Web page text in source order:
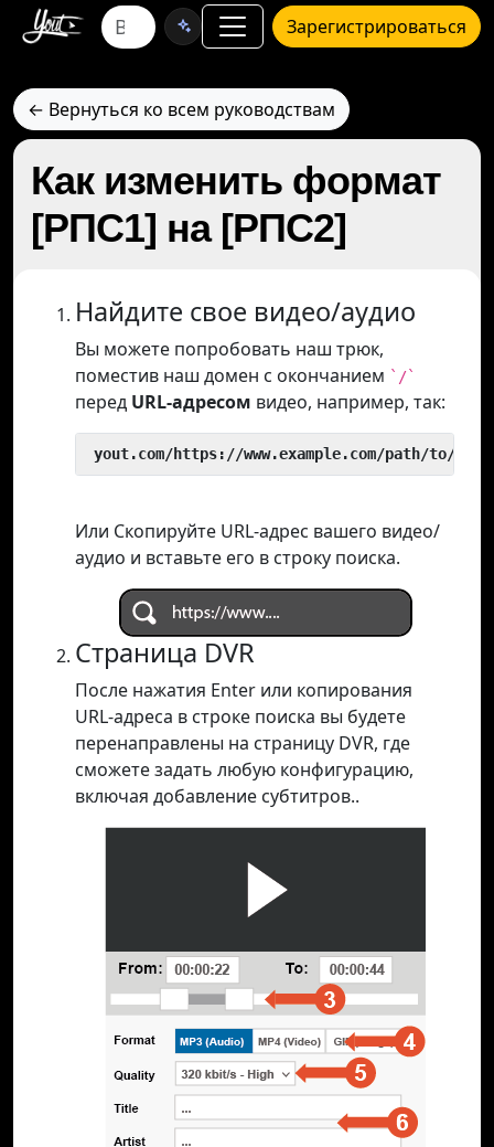
Зарегистрироваться
← Вернуться ко всем руководствам
Как изменить формат
[РПС1] на [РПС2]
Найдите свое видео/аудио
Вы можете попробовать наш трюк,
поместив наш домен с окончанием `/`
перед URL-адресом видео, например, так:
yout.com/https://www.example.com/path/to/
Или Скопируйте URL-адрес вашего видео/
аудио и вставьте его в строку поиска.
Страница DVR
После нажатия Enter или копирования
URL-адреса в строке поиска вы будете
перенаправлены на страницу DVR, где
сможете задать любую конфигурацию,
включая добавление субтитров..